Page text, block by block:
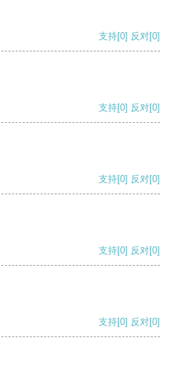
支持[0] 反对[0]
支持[0] 反对[0]
支持[0] 反对[0]
支持[0] 反对[0]
支持[0] 反对[0]